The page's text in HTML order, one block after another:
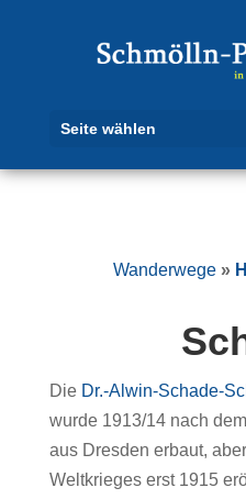
Seite wählen
Wanderwege»
Die Dr.-Alwin-Schade-
wurde 1913/14 nach
aus Dresden erbaut,
Weltkrieges erst 1915